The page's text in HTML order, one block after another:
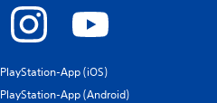
PlayStation-App (iOS)
PlayStation-App (Android)